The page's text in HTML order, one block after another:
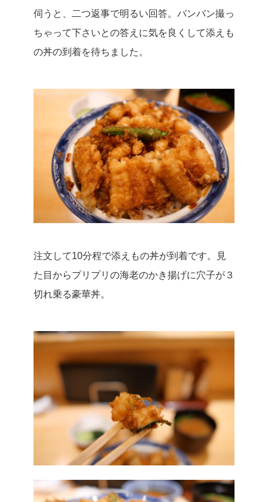
伺うと、二つ返事で明るい回答。バンバン撮っ
ちゃって下さいとの答えに気を良くして添えも
の丼の到着を待ちました。
注文して10分程で添えもの丼が到着です。
見
た目からプリプリの海老のかき揚げに穴子が３
切れ乗る豪華丼。